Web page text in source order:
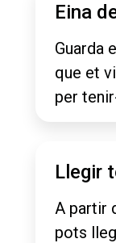
Eina
Guarda
que et
per
Llegir
A partir
pots